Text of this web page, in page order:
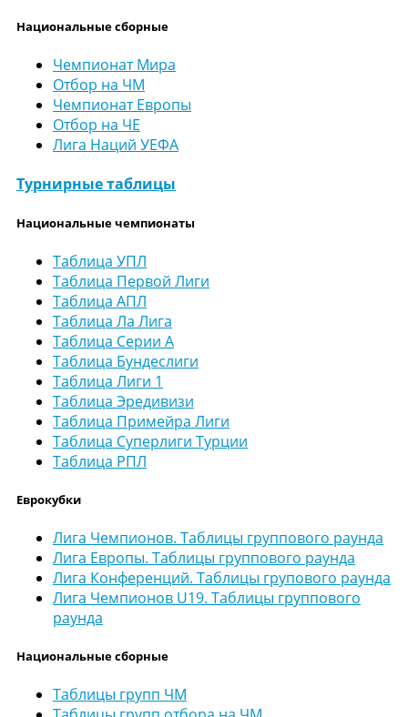
Национальные сборные
Чемпионат Мира
Отбор на ЧМ
Чемпионат Европы
Отбор на ЧЕ
Лига Наций УЕФА
Турнирные таблицы
Национальные чемпионаты
Таблица УПЛ
Таблица Первой Лиги
Таблица АПЛ
Таблица Ла Лига
Таблица Серии А
Таблица Бундеслиги
Таблица Лиги 1
Таблица Эредивизи
Таблица Примейра Лиги
Таблица Суперлиги Турции
Таблица РПЛ
Еврокубки
Лига Чемпионов. Таблицы группового раунда
Лига Европы. Таблицы группового раунда
Лига Конференций. Таблицы групового раунда
Лига Чемпионов U19. Таблицы группового
раунда
Национальные сборные
Таблицы групп ЧМ